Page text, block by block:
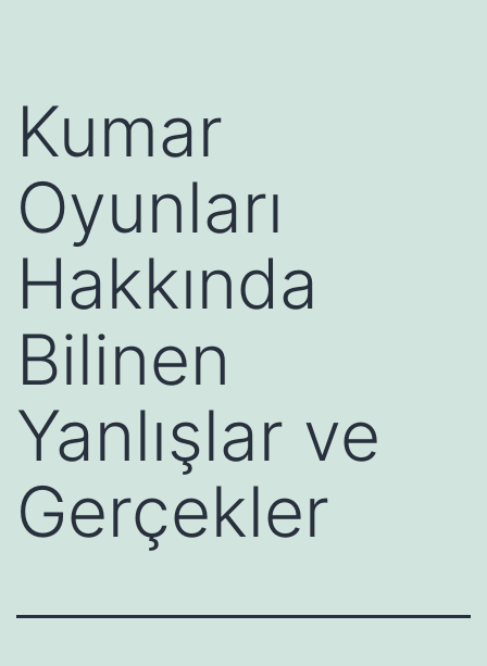
Kumar
Oyunları
Hakkında
Bilinen
Yanlışlar ve
Gerçekler